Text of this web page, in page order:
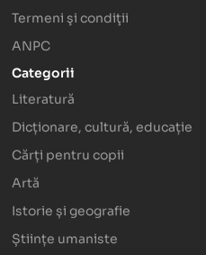
Termeni şi condiţii
ANPC
Categorii
Literatură
Dicționare, cultură, educație
Cărți pentru copii
Artă
Istorie și geografie
Științe umaniste